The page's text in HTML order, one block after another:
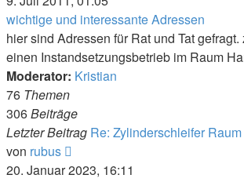
wichtige und interessante Adressen
hier sind Adressen für Rat und Tat
einen Instandsetzungsbetrieb im Raum
Moderator: Kristian
76 Themen
306Beiträge
Letzter Beitrag Re: Zylinderschleifer
von rubus
Beitrag
20. Januar 2023, 16:11